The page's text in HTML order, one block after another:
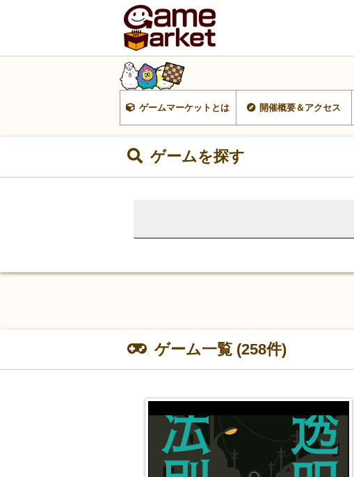
ゲームマーケットとは 開催概要＆アクセス
ゲームを探す
ゲーム一覧 (258件)